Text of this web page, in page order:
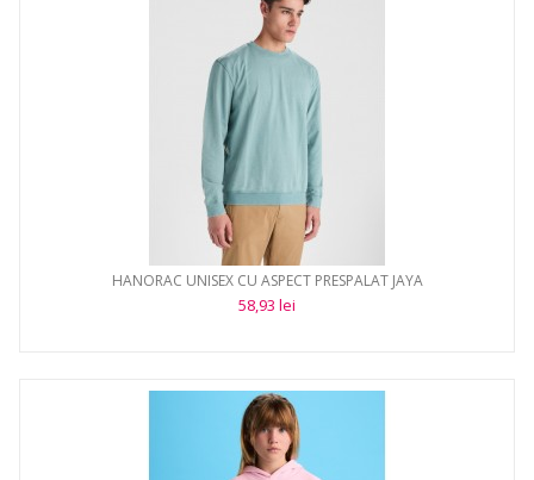
HANORAC UNISEX CU ASPECT PRESPALAT JAYA
58,93 lei